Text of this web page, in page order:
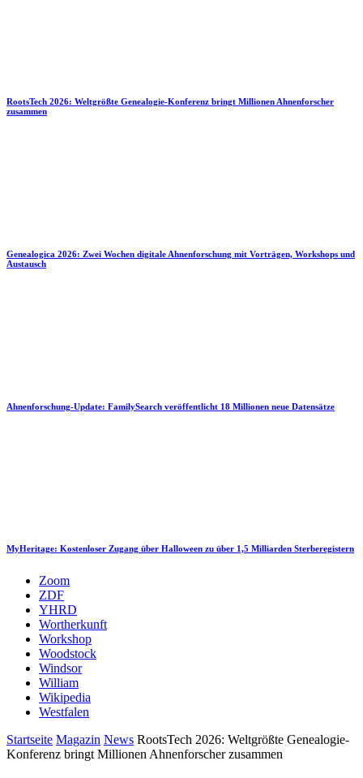
RootsTech 2026: Weltgrößte Genealogie-Konferenz bringt Millionen Ahnenforscher
zusammen
Genealogica 2026: Zwei Wochen digitale Ahnenforschung mit Vorträgen, Workshops und
Austausch
Ahnenforschung-Update: FamilySearch veröffentlicht 18 Millionen neue Datensätze
MyHeritage: Kostenloser Zugang über Halloween zu über 1,5 Milliarden Sterberegistern
Zoom
ZDF
YHRD
Wortherkunft
Workshop
Woodstock
Windsor
William
Wikipedia
Westfalen
Startseite Magazin News RootsTech 2026: Weltgrößte Genealogie-
Konferenz bringt Millionen Ahnenforscher zusammen